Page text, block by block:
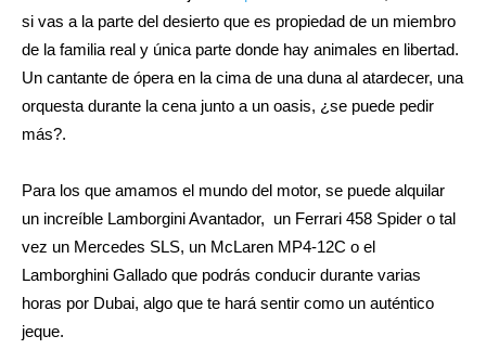
si vas a la parte del desierto que es propiedad de un miembro
de la familia real y única parte donde hay animales en libertad.
Un cantante de ópera en la cima de una duna al atardecer, una
orquesta durante la cena junto a un oasis, ¿se puede pedir
más?.
Para los que amamos el mundo del motor, se puede alquilar
un increíble Lamborgini Avantador, un Ferrari 458 Spider o tal
vez un Mercedes SLS, un McLaren MP4-12C o el
Lamborghini Gallado que podrás conducir durante varias
horas por Dubai, algo que te hará sentir como un auténtico
jeque.